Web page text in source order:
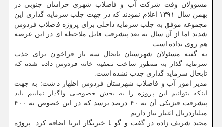
مسوولان وقت شرکت آب و فاضلاب شهری خراسان جنوبی در
بهمن سال ۱۳۹۱ اعلام نمودند که در جهت جلب سرمایه گذاری این
مجموعه موفق به جلب سرمایه داخلی برای پروژه فاضلاب فردوس
شدند اما از آن سال به بعد پیشرفت قابل ملاحظه ای در این عرصه
هم روی نداده است.
به گفته مسئولان شهرستان تابحال سه بار فراخوان برای جذب
سرمایه گذار به منظور ساخت تصفیه خانه فردوس داده شده که
تابحال سرمایه گذاری جذب نشده است.
مدیر امور آب و فاضلاب شهرستان فردوس اظهار داشت: به جهت
اینکه بتوانیم این پروژه را به بخش خصوصی واگذار نماییم باید
پیشرفت فیزیکی آن به ۴۰ درصد برسد که در این خصوص به ۴۰۰
میلیاردریال اعتبار نیاز داریم.
مجید شریف زاده در گفت و گو با خبرنگار ایرنا اضافه کرد: پروژه